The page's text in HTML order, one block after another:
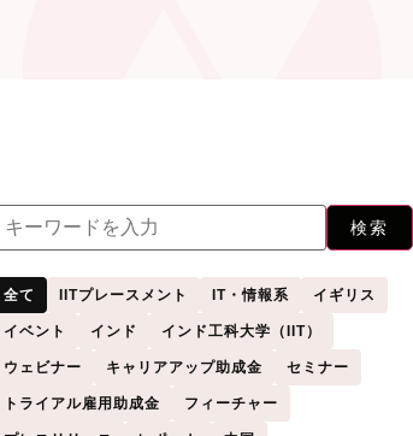
検索
全て IITプレースメント IT・情報系 イギリス
イベント インド インド工科大学（IIT）
ウェビナー キャリアアップ助成金 セミナー
トライアル雇用助成金 フィーチャー